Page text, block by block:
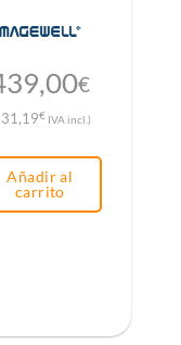
€
€IVA incl.)
Añadir al
carrito